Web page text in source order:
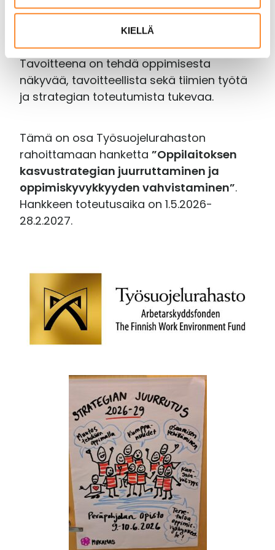
KIELLÄ
kyvykkyyksiä tarkennetaan edelleen.
Strategian juurruttamista viedään myös
eteenpäin oppimissopimusten avulla.
Tavoitteena on tehdä oppimisesta
näkyvää, tavoitteellista sekä tiimien työtä
ja strategian toteutumista tukevaa.
Tämä on osa Työsuojelurahaston
rahoittamaan hanketta”Oppilaitoksen
kasvustrategian juurruttaminen ja
oppimiskyvykkyyden vahvistaminen”.
Hankkeen toteutusaika on 1.5.2026-
28.2.2027.